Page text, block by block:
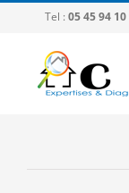
contenu
Tel : 05 45 94 10